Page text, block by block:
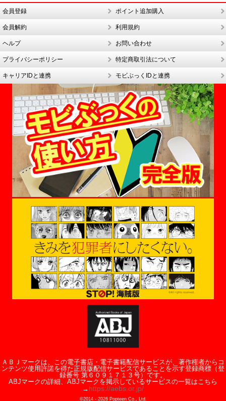
会員登録 ポイント追加購入
会員解約 利用規約
ヘルプ お問い合わせ
プライバシーポリシー 特定商取引法について
キャリアIDと連携 モビぶっくIDと連携
ＡＢＪマークは、この電子書店・電子書籍配信サービスが、著作権者からコ
ンテンツ使用許諾を得た正規版配信サービスであることを示す登録商標（登
録番号 第６０９１７１３号）です。
ABJマークの詳細、ABJマークを掲示しているサービスの一覧はこちら
→ https://aebs.or.jp/
©2014 - 2026Popteen Co., Ltd.